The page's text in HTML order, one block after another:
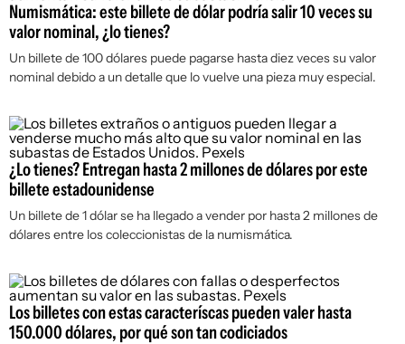
Numismática: este billete de dólar podría salir 10 veces su
valor nominal, ¿lo tienes?
Un billete de 100 dólares puede pagarse hasta diez veces su valor
nominal debido a un detalle que lo vuelve una pieza muy especial.
¿Lo tienes? Entregan hasta 2 millones de dólares por este
billete estadounidense
Un billete de 1 dólar se ha llegado a vender por hasta 2 millones de
dólares entre los coleccionistas de la numismática.
Los billetes con estas caracteríscas pueden valer hasta
150.000 dólares, por qué son tan codiciados